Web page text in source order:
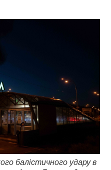
балістичного удару в